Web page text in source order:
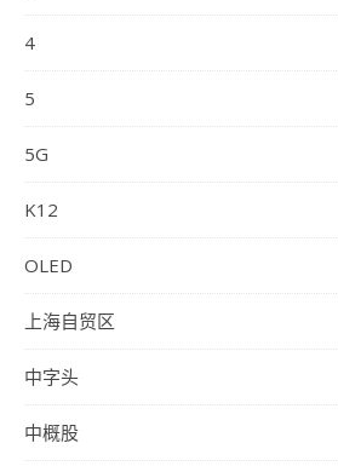
4
5
5G
K12
OLED
上海自贸区
中字头
中概股